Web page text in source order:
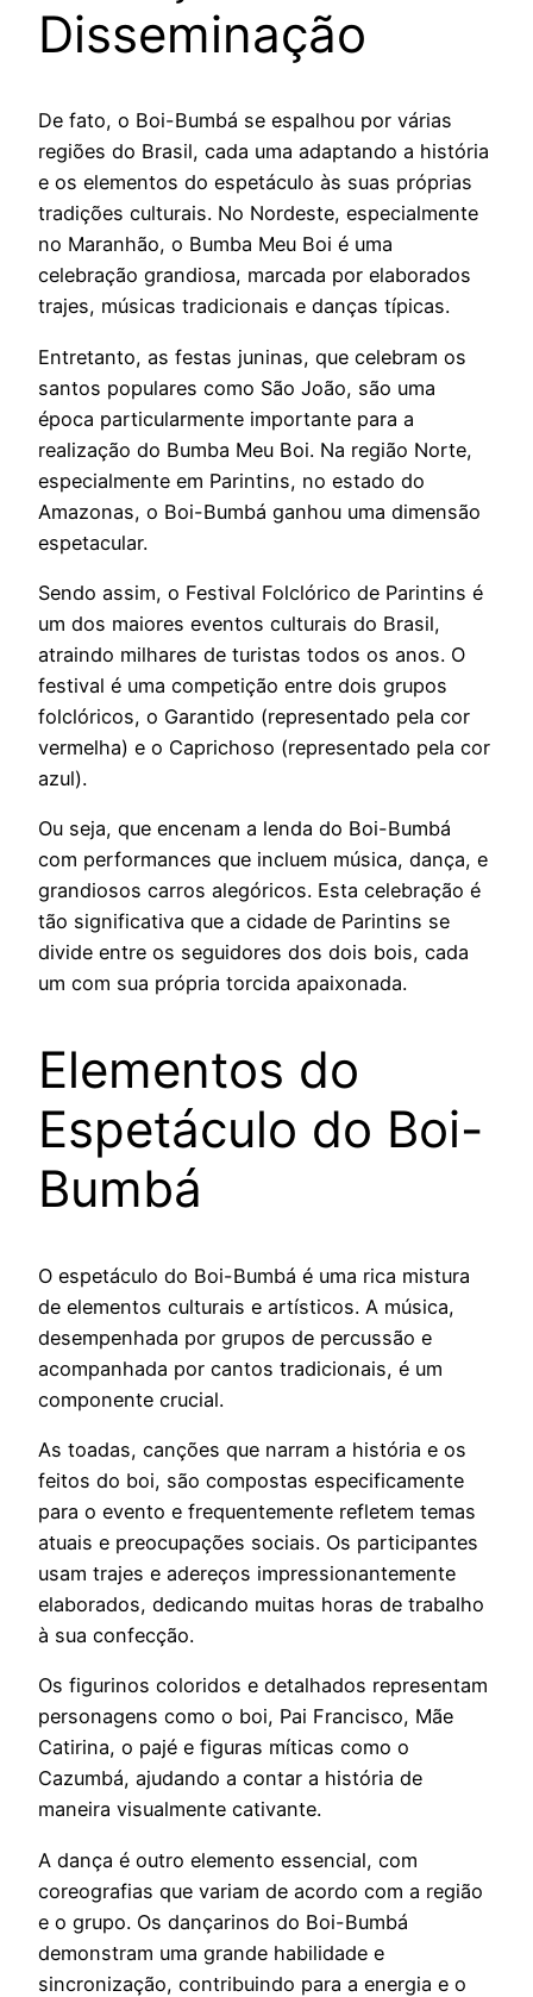
Disseminação
De fato, o Boi-Bumbá se espalhou por várias
regiões do Brasil, cada uma adaptando a história
e os elementos do espetáculo às suas próprias
tradições culturais. No Nordeste, especialmente
no Maranhão, o Bumba Meu Boi é uma
celebração grandiosa, marcada por elaborados
trajes, músicas tradicionais e danças típicas.
Entretanto, as festas juninas, que celebram os
santos populares como São João, são uma
época particularmente importante para a
realização do Bumba Meu Boi. Na região Norte,
especialmente em Parintins, no estado do
Amazonas, o Boi-Bumbá ganhou uma dimensão
espetacular.
Sendo assim, o Festival Folclórico de Parintins é
um dos maiores eventos culturais do Brasil,
atraindo milhares de turistas todos os anos. O
festival é uma competição entre dois grupos
folclóricos, o Garantido (representado pela cor
vermelha) e o Caprichoso (representado pela cor
azul).
Ou seja, que encenam a lenda do Boi-Bumbá
com performances que incluem música, dança, e
grandiosos carros alegóricos. Esta celebração é
tão significativa que a cidade de Parintins se
divide entre os seguidores dos dois bois, cada
um com sua própria torcida apaixonada.
Elementos do
Espetáculo do Boi-
Bumbá
O espetáculo do Boi-Bumbá é uma rica mistura
de elementos culturais e artísticos. A música,
desempenhada por grupos de percussão e
acompanhada por cantos tradicionais, é um
componente crucial.
As toadas, canções que narram a história e os
feitos do boi, são compostas especificamente
para o evento e frequentemente refletem temas
atuais e preocupações sociais. Os participantes
usam trajes e adereços impressionantemente
elaborados, dedicando muitas horas de trabalho
à sua confecção.
Os figurinos coloridos e detalhados representam
personagens como o boi, Pai Francisco, Mãe
Catirina, o pajé e figuras míticas como o
Cazumbá, ajudando a contar a história de
maneira visualmente cativante.
A dança é outro elemento essencial, com
coreografias que variam de acordo com a região
e o grupo. Os dançarinos do Boi-Bumbá
demonstram uma grande habilidade e
sincronização, contribuindo para a energia e o